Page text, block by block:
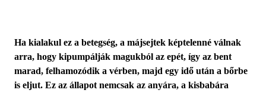
Ha kialakul ez a betegség, a májsejtek képtelenné válnak
arra, hogy kipumpálják magukból az epét, így az bent
marad, felhamozódik a vérben, majd egy idő után a bőrbe
is eljut. Ez az állapot nemcsak az anyára, a kisbabára